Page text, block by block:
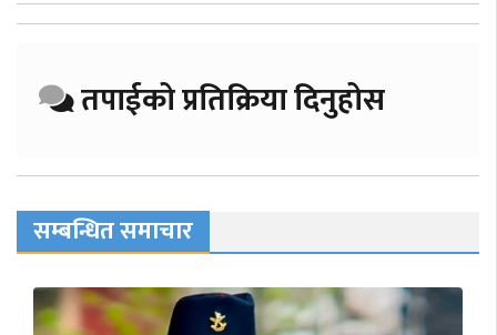
तपाईको प्रतिक्रिया दिनुहोस
सम्बन्धित समाचार